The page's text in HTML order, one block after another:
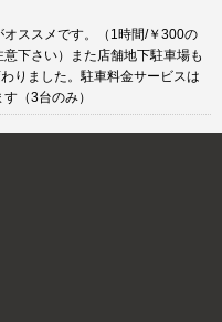
ススメです。（1時間/￥300の
下さい）また店舗地下駐車場も
りました。駐車料金サービスは
（3台のみ）